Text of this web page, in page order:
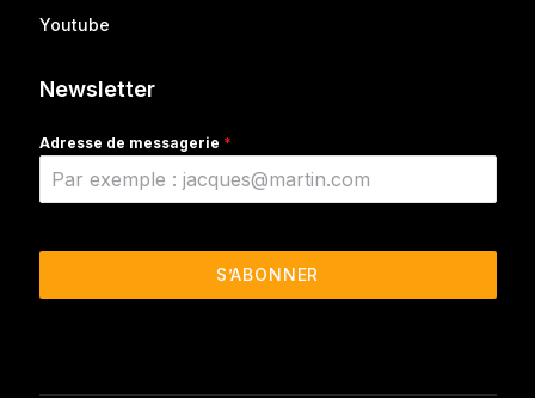
Youtube
Newsletter
Adresse de messagerie *
S’ABONNER